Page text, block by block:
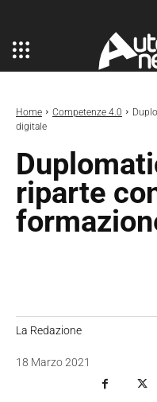
Home Competenze 4.0
digitale
riparte
La Redazione
18 Marzo 2021